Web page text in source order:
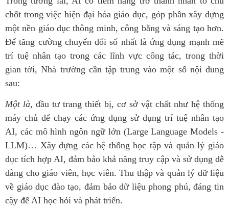
chốt trong việc hiện đại hóa giáo dục, góp phần xây dựng
một nền giáo dục thông minh, công bằng và sáng tạo hơn.
Để tăng cường chuyển đổi số nhất là ứng dụng mạnh mẽ
trí tuệ nhân tạo trong các lĩnh vực công tác, trong thời
gian tới, Nhà trường cần tập trung vào một số nội dung
sau:
Một là, đầu tư trang thiết bị, cơ sở vật chất như hệ thống
máy chủ để chạy các ứng dụng sử dụng trí tuệ nhân tạo
AI, các mô hình ngôn ngữ lớn (Large Language Models -
LLM)… Xây dựng các hệ thống học tập và quản lý giáo
dục tích hợp AI, đảm bảo khả năng truy cập và sử dụng dễ
dàng cho giáo viên, học viên. Thu thập và quản lý dữ liệu
về giáo dục đào tạo, đảm bảo dữ liệu phong phú, đáng tin
cậy để AI học hỏi và phát triển.